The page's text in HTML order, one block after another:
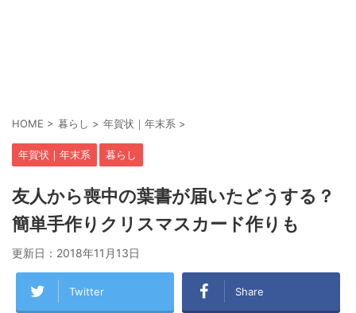
HOME > 暮らし > 年賀状｜年末系 >
年賀状｜年末系 暮らし
友人から喪中の葉書が届いたどうする？
簡単手作りクリスマスカード作りも
更新日： 2018年11月13日
Twitter Share